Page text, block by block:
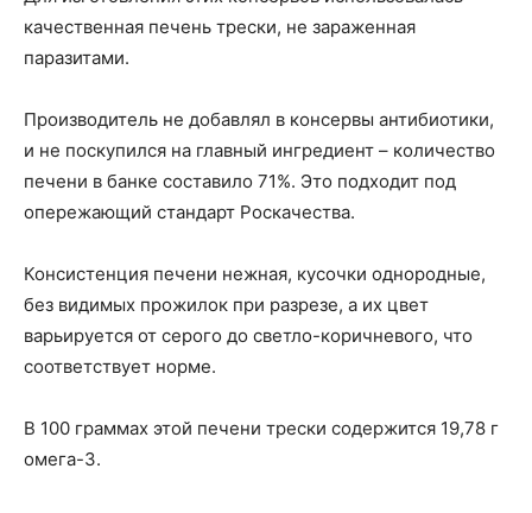
качественная печень трески, не зараженная
паразитами.
Производитель не добавлял в консервы антибиотики,
и не поскупился на главный ингредиент – количество
печени в банке составило 71%. Это подходит под
опережающий стандарт Роскачества.
Консистенция печени нежная, кусочки однородные,
без видимых прожилок при разрезе, а их цвет
варьируется от серого до светло-коричневого, что
соответствует норме.
В 100 граммах этой печени трески содержится 19,78 г
омега-3.